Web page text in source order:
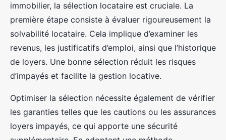
immobilier, la sélection locataire est cruciale. La
première étape consiste à évaluer rigoureusement la
solvabilité locataire. Cela implique d’examiner les
revenus, les justificatifs d’emploi, ainsi que l’historique
de loyers. Une bonne sélection réduit les risques
d’impayés et facilite la gestion locative.
Optimiser la sélection nécessite également de vérifier
les garanties telles que les cautions ou les assurances
loyers impayés, ce qui apporte une sécurité